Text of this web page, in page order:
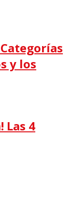
y los
Las 4